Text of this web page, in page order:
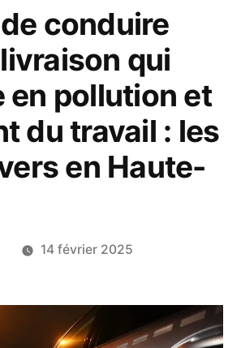
conduire
qui
en pollution et
du travail : les
en Haute-
14 février 2025